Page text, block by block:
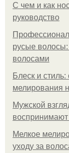
С чем и как
руководство
русые волосы:
волосами
Блеск и
мелирования
Мужской
Мелкое
уходу за